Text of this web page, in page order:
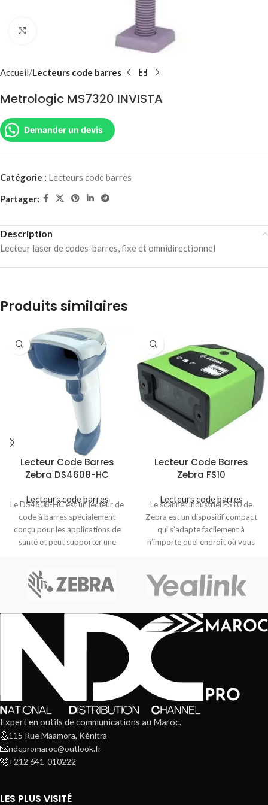
Accueil Lecteurs code barres
Metrologic MS7320 INVISTA
Demander un devis
Catégorie : Lecteurs code barres
Partager:
Description
Lecteur laser de codes-barres, fixe et omnidirectionnel
Produits similaires
Lecteur Code Barres
Zebra DS4608-HC
Lecteurs code barres
Le DS4608-HC est un lecteur de
code à barres spécialement
conçu pour les applications de
santé et peut supporter une
Lecteur Code Barres
Zebra FS10
Lecteurs code barres
Le scanner industriel FS10 de
Zebra est un dispositif compact
qui s’adapte facilement à
n’importe quel endroit où vous
Expert en outils de communications au Maroc.
115 Rue Maamora, Kénitra
ndcpromaroc@outlook.fr
+212 641-010222
LES PLUS VISITÉ